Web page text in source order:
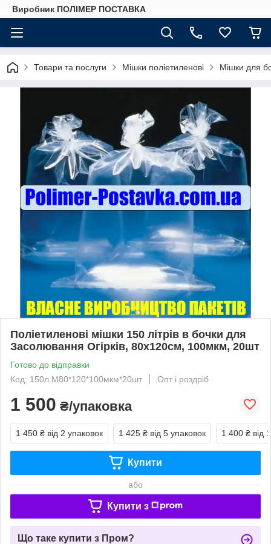
Виробник ПОЛІМЕР ПОСТАВКА
Товари та послуги Мішки поліетиленові Мішки для
Поліетиленові мішки 150 літрів в бочки для
Засолювання Огірків, 80х120см, 100мкм, 20шт
Готово до відправки
Код: 150л.М80*120*100мкм*20шт
Опт і роздріб
1 500 ₴/упаковка
1 450 ₴ від 2 упаковок 1 425 ₴ від 5 упаковок 1 400 ₴ від
Купити
або
Купити з
Що таке купити з Пром?